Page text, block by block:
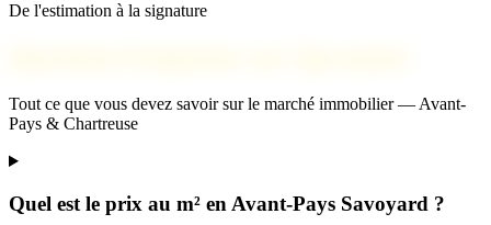
De l'estimation à la signature
Tout ce que vous devez savoir sur le marché immobilier — Avant-
Pays & Chartreuse
Quel est le prix au m² en Avant-Pays Savoyard ?